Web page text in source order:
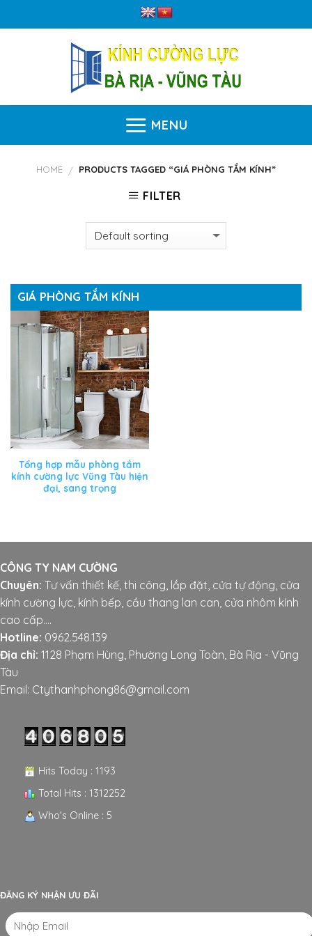
to
MENU
HOME / PRODUCTS TAGGED “GIÁ PHÒNG TẮM KÍNH”
FILTER
GIÁ PHÒNG TẮM KÍNH
Tổng hợp mẫu phòng tắm
kính cường lực Vũng Tàu hiện
đại, sang trọng
CÔNG TY NAM CƯỜNG
Chuyên: Tư vấn thiết kế, thi công, lắp đặt, cửa tự động, cửa
kính cường lực, kính bếp, cầu thang lan can, cửa nhôm kính
cao cấp....
Hotline: 0962.548.139
Địa chỉ: 1128 Phạm Hùng, Phường Long Toàn, Bà Rịa - Vũng
Tàu
Email: Ctythanhphong86@gmail.com
Hits Today : 1193
Total Hits : 1312252
Who's Online : 5
ĐĂNG KÝ NHẬN ƯU ĐÃI